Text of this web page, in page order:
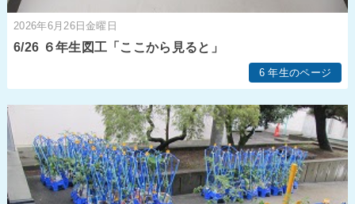
2026年6月26日金曜日
6/26 ６年生図工「ここから見ると」
6 年生のページ